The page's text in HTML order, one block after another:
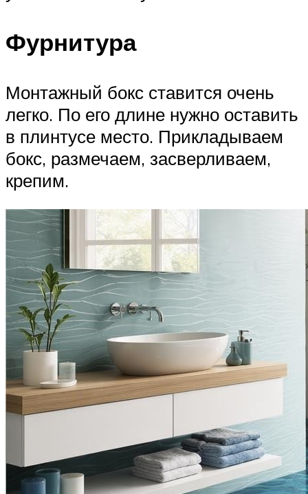
Фурнитура
Монтажный бокс ставится очень
легко. По его длине нужно оставить
в плинтусе место. Прикладываем
бокс, размечаем, засверливаем,
крепим.